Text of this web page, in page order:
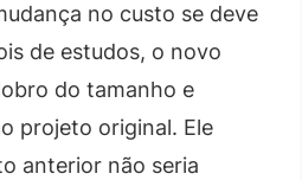
no custo se deve
de estudos, o novo
do tamanho e
projeto original. Ele
anterior não seria